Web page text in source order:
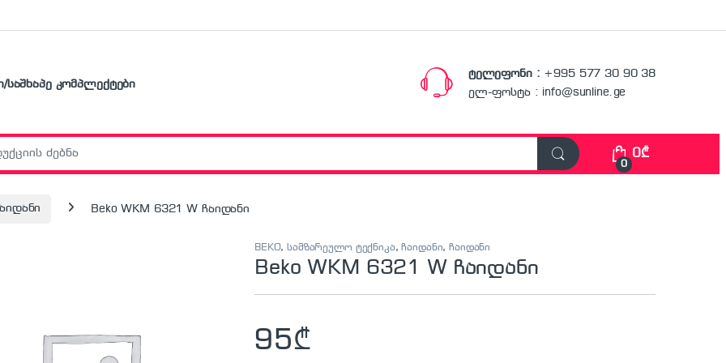
საშხაპე კომპლექტები
ტელეფონი : +995 577 30 90 38
ელ-ფოსტა : info@sunline.ge
0
0₾
Beko WKM 6321 W ჩაიდანი
BEKO,სამზარეულო ტექნიკა, ჩაიდანი, ჩაიდანი
Beko WKM 6321 W ჩაიდანი
95₾